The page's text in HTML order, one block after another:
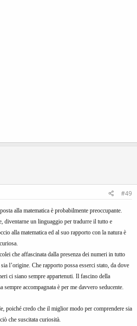
#49
alla matematica è probabilmente preoccupante.
diventarne un linguaggio per tradurre il tutto e
alla matematica ed al suo rapporto con la natura è
che affascinata dalla presenza dei numeri in tutto
l’origine. Che rapporto possa esserci stato, da dove
ci siano sempre appartenuti. Il fascino della
accompagnata è per me davvero seducente.
poiché credo che il miglior modo per comprendere sia
che suscitata curiosità.